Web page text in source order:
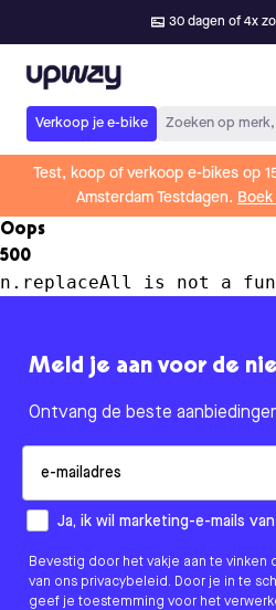
30 dagen of 4x
Upway
Verkoop je e-bike Zoeken op
Test, koop of verkoop e-bikes op
Amsterdam Testdagen.
Oops
500
n.replaceAll is not a
Meld je aan voor de
Ontvang de beste
How would you like to hear from
Ja, ik wil marketing-e-mails
Bevestig door het vakje aan te vinken
van ons privacybeleid. Door je in te
geef je toestemming voor het